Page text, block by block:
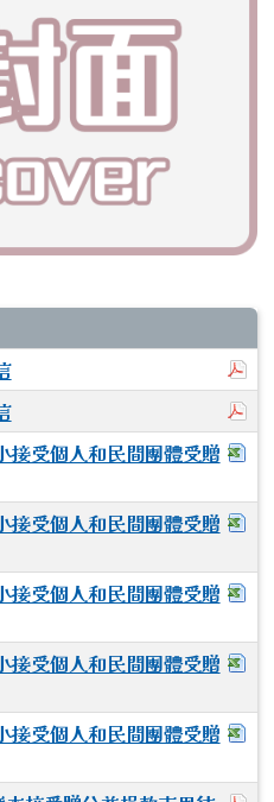
接受個人和民間團體受贈
接受個人和民間團體受贈
接受個人和民間團體受贈
接受個人和民間團體受贈
接受個人和民間團體受贈